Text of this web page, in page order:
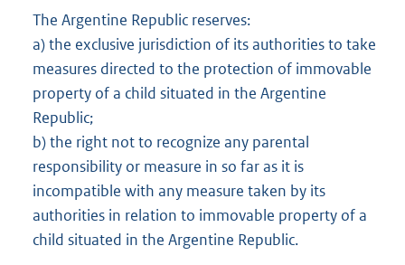
The Argentine Republic reserves:
a) the exclusive jurisdiction of its authorities to take
measures directed to the protection of immovable
property of a child situated in the Argentine
Republic;
b) the right not to recognize any parental
responsibility or measure in so far as it is
incompatible with any measure taken by its
authorities in relation to immovable property of a
child situated in the Argentine Republic.